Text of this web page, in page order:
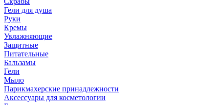
Гели для душа
Руки
Кремы
Увлажняющие
Защитные
Питательные
Бальзамы
Гели
Мыло
Парикмахерские принадлежности
Аксессуары для косметологии